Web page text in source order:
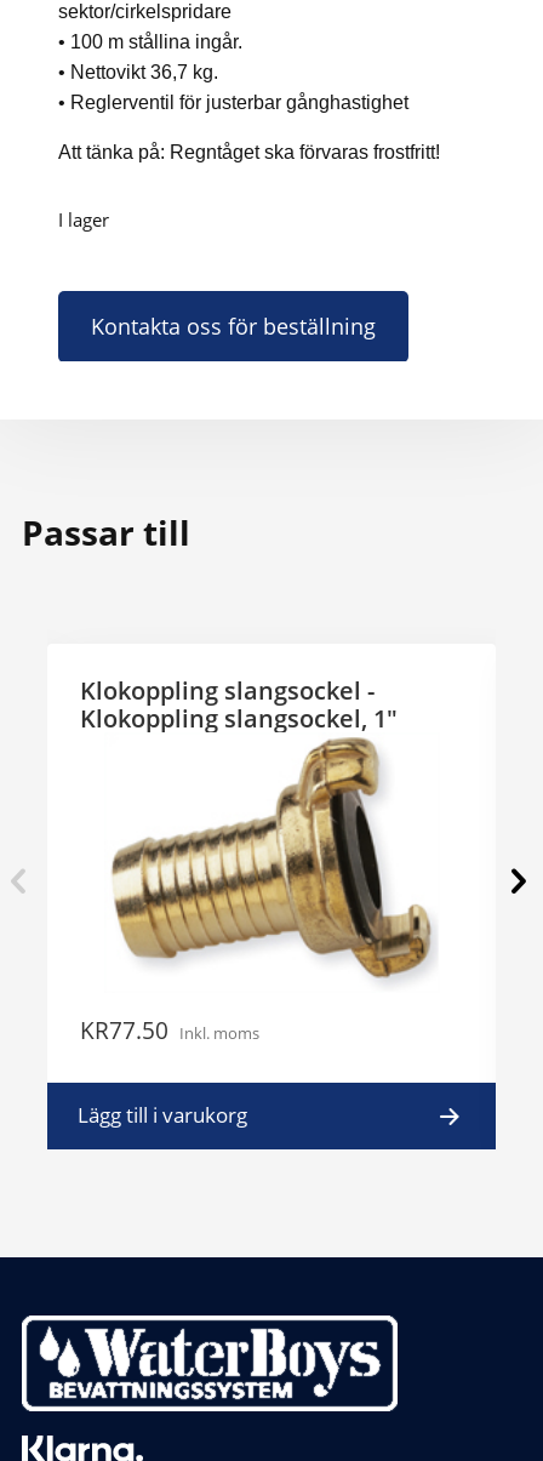
sektor/cirkelspridare
• 100 m stållina ingår.
• Nettovikt 36,7 kg.
• Reglerventil för justerbar gånghastighet
Att tänka på: Regntåget ska förvaras frostfritt!
I lager
Kontakta oss för beställning
Passar till
Klokoppling slangsockel -
Klokoppling slangsockel, 1"
77.50
KR Inkl. moms
Lägg till i varukorg